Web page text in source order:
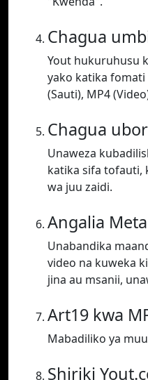
Chagua
Yout hukuruhusu
yako katika fomati
(Sauti), MP4
Chagua
Unaweza
katika sifa tofauti,
wa juu zaidi.
Angalia
Unabandika
video na kuweka
jina au msanii,
Art19 kwa
Mabadiliko ya
Shiriki